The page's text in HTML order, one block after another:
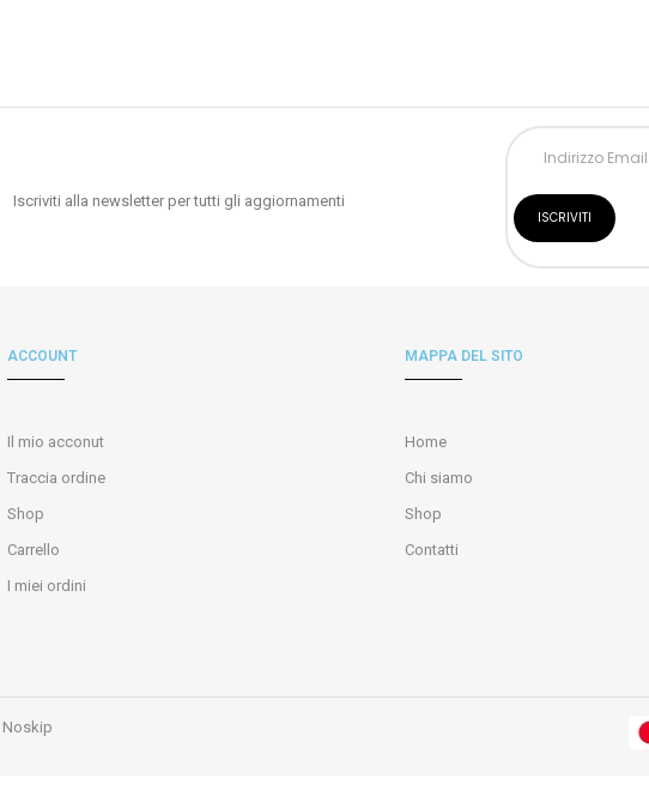
Iscriviti alla newsletter per tutti gli aggiornamenti
ACCOUNT
Il mio acconut
Traccia ordine
Shop
Carrello
I miei ordini
MAPPA DEL SITO
Home
Chi siamo
Shop
Contatti
Noskip